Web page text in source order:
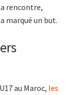
rencontre,
a marqué un but.
au Maroc, les